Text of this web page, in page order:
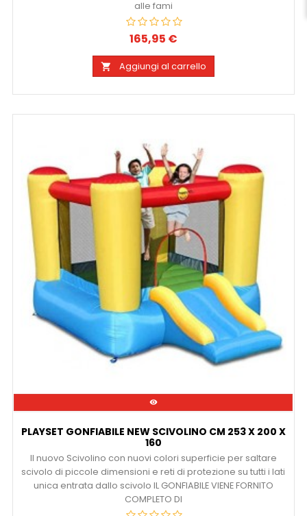
alle fami
Prezzo
165,95 €
 Aggiungi al carrello

PLAYSET GONFIABILE NEW SCIVOLINO CM 253 X 200 X
160
Il nuovo Scivolino con nuovi colori superficie per saltare
scivolo di piccole dimensioni e reti di protezione su tutti i lati
unica entrata dallo scivolo IL GONFIABILE VIENE FORNITO
COMPLETO DI